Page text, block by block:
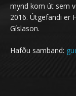
mynd kom út sem
2016. Útgefandi er
Gíslason.
Hafðu samband: